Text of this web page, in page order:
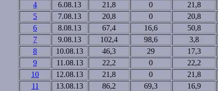
4
6.08.13 21,8 0
21,8
5
7.08.13 20,8 0
20,8
6
8.08.13 67,4 16,6
50,8
7
9.08.13 102,4 98,6
3,8
8
10.08.13 46,3 29
17,3
9
11.08.13 22,2 0
22,2
10
12.08.13 21,8 0
21,8
11
13.08.13 86,2 69,3
16,9